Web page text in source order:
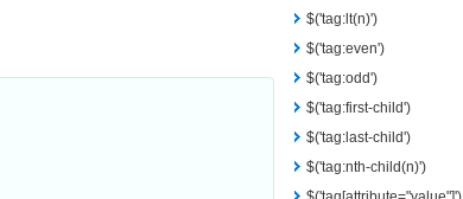
$('tag:lt(n)')
$('tag:even')
$('tag:odd')
$('tag:first-child')
$('tag:last-child')
$('tag:nth-child(n)')